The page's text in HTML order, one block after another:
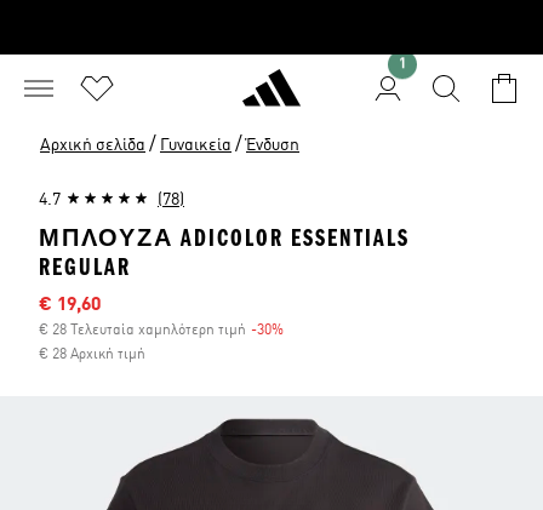
1
Αρχική σελίδα / Γυναικεία / Ένδυση
4.7 (78)
ΜΠΛΟΎΖΑ ADICOLOR ESSENTIALS
REGULAR
Τιμή έκπτωσης
€ 19,60
€ 28 Τελευταία χαμηλότερη τιμή -30%
€ 28 Αρχική τιμή